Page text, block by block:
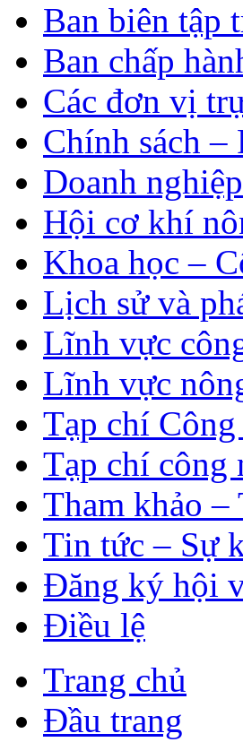
Ban biên tập
Ban chấp
Các đơn vị
Chính sách –
Doanh
Hội cơ khí
Khoa học –
Lịch sử và
Lĩnh vực
Lĩnh vực
Tạp chí
Tạp chí công
Tham khảo –
Tin tức – Sự
Đăng ký hội
Điều lệ
Trang chủ
Đầu trang